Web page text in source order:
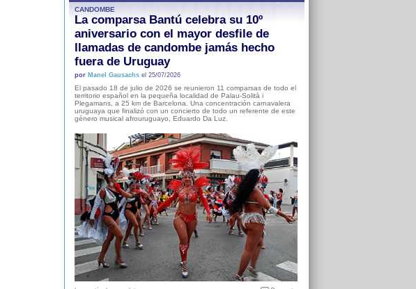
CANDOMBE
La comparsa Bantú celebra su 10º
aniversario con el mayor desfile de
llamadas de candombe jamás hecho
fuera de Uruguay
por Manel Gausachsel 25/07/2026
El pasado 18 de julio de 2026 se reunieron 11 comparsas de todo el
territorio español en la pequeña localidad de Palau-Solità i
Plegamans, a 25 km de Barcelona. Una concentración carnavalera
uruguaya que finalizó con un concierto de todo un referente de este
género musical afrouruguayo, Eduardo Da Luz.